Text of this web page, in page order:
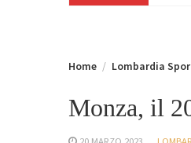
Home Lombardia
Monza, il